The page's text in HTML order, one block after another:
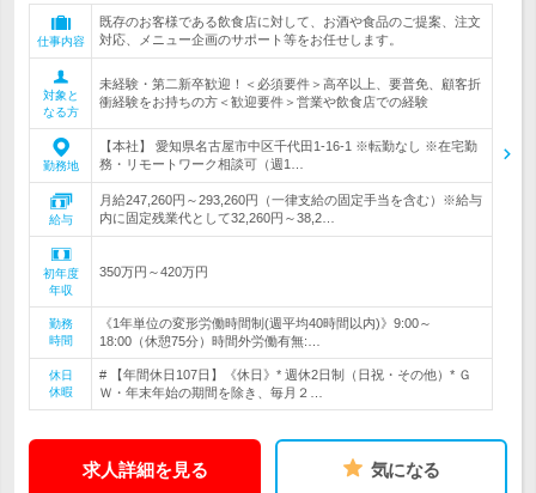
仕事内容
既存のお客様である飲食店に対して、お酒や食品のご提案、注文
対応、メニュー企画のサポート等をお任せします。
対象と
なる方
未経験・第二新卒歓迎！＜必須要件＞高卒以上、要普免、顧客折
衝経験をお持ちの方＜歓迎要件＞営業や飲食店での経験
勤務地
【本社】 愛知県名古屋市中区千代田1-16-1 ※転勤なし ※在宅勤
務・リモートワーク相談可（週1…
給与
月給247,260円～293,260円（一律支給の固定手当を含む）※給与
内に固定残業代として32,260円～38,2…
初年度
年収
350万円～420万円
勤務
時間
《1年単位の変形労働時間制(週平均40時間以内)》9:00～
18:00（休憩75分）時間外労働有無:…
休日
休暇
# 【年間休日107日】《休日》* 週休2日制（日祝・その他）* Ｇ
Ｗ・年末年始の期間を除き、毎月２…
求人詳細を見る 気になる